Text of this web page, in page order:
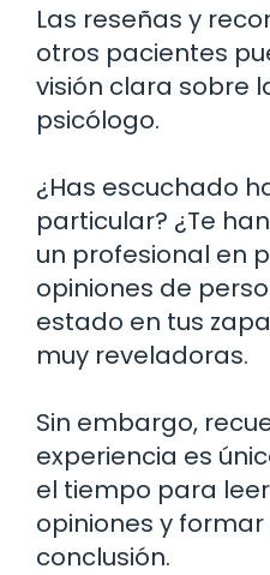
Las reseñas y
otros pacientes
visión clara sobre
psicólogo.
¿Has escuchado
particular? ¿Te
un profesional en
opiniones de
estado en tus
muy reveladoras.
Sin embargo,
experiencia es
el tiempo para
opiniones y
conclusión.